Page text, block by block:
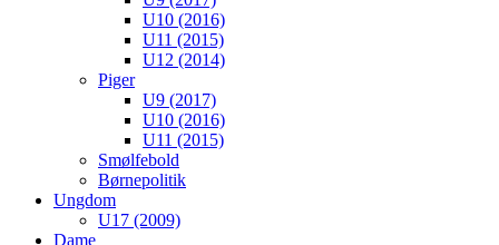
U10 (2016)
U11 (2015)
U12 (2014)
Piger
U9 (2017)
U10 (2016)
U11 (2015)
Smølfebold
Børnepolitik
Ungdom
U17 (2009)
Dame